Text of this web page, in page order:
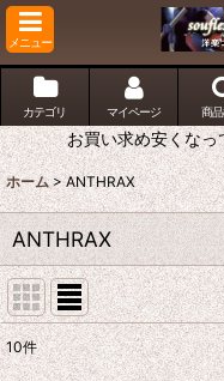
メニュー
カテゴリ マイページ 商
お買い求め安くなって
ホーム > ANTHRAX
ANTHRAX
表示数:
10件